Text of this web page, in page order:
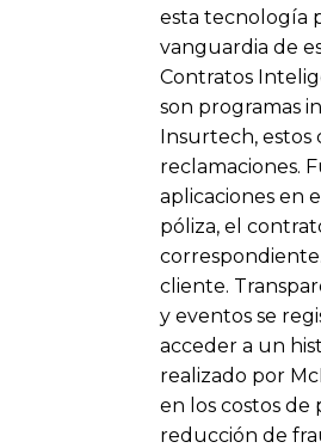
esta tecnología
vanguardia de
Contratos
son programas
Insurtech, estos
reclamaciones.
aplicaciones en
póliza, el
cliente.
y eventos se
acceder a un
realizado por
en los costos de
reducción de